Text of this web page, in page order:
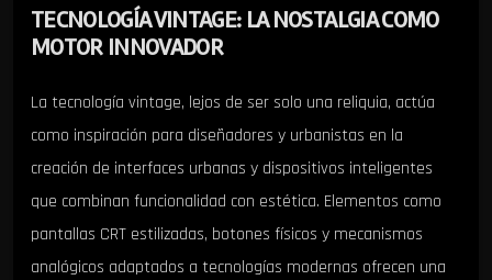
TECNOLOGÍA VINTAGE: LA NOSTALGIA COMO
MOTOR INNOVADOR
La tecnología vintage, lejos de ser solo una reliquia, actúa
como inspiración para diseñadores y urbanistas en la
creación de interfaces urbanas y dispositivos inteligentes
que combinan funcionalidad con estética. Elementos como
pantallas CRT estilizadas, botones físicos y mecanismos
analógicos adaptados a tecnologías modernas ofrecen una